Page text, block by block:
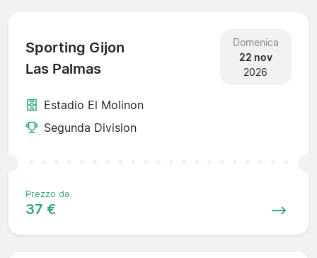
Sporting Gijon
Las Palmas
Domenica
22 nov
2026
Estadio El Molinon
Segunda Division
Prezzo da
37 €